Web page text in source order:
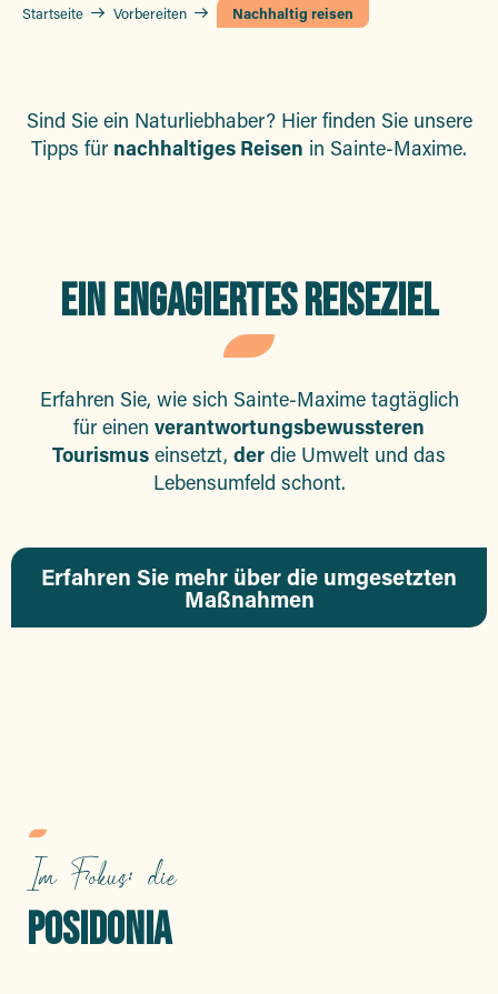
Startseite Vorbereiten Nachhaltig reisen
Sind Sie ein Naturliebhaber? Hier finden Sie unsere
Tipps für nachhaltiges Reisen in Sainte-Maxime.
EIN ENGAGIERTES REISEZIEL
Erfahren Sie, wie sich Sainte-Maxime tagtäglich
für einen verantwortungsbewussteren
Tourismus einsetzt, der die Umwelt und das
Lebensumfeld schont.
Erfahren Sie mehr über die umgesetzten
Maßnahmen
Im Fokus: die
POSIDONIA